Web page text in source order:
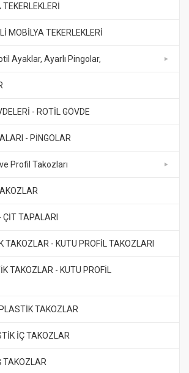
MOBİLYA TEKERLEKLERİ
Ayaklar, Ayarlı Pingolar,
- ROTİL GÖVDE
- PİNGOLAR
Profil Takozları
TAPALARI
TAKOZLAR - KUTU PROFİL TAKOZLARI
TAKOZLAR - KUTU PROFİL
TAKOZLAR
İÇ TAKOZLAR
TAKOZLAR